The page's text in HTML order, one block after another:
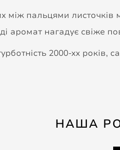
між пальцями листочків
аромат нагадує свіже
2000-хх років,
НАША